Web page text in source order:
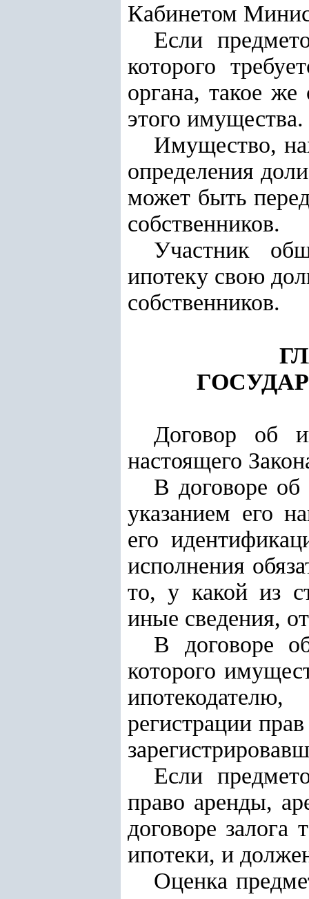
Кабинетом
Если
которого
органа, такое
этого имущества.
Имущество,
определения
может быть
собственников.
Участник
ипотеку свою
собственников.
Договор об
настоящего
В договоре
указанием его
его
исполнения
то, у какой из
иные сведения,
В договоре
которого
регистрации
Если
право аренды,
договоре
ипотеки, и
Оценка